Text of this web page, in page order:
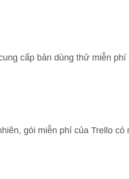
cấp bản dùng thử miễn phí
gói miễn phí của Trello có